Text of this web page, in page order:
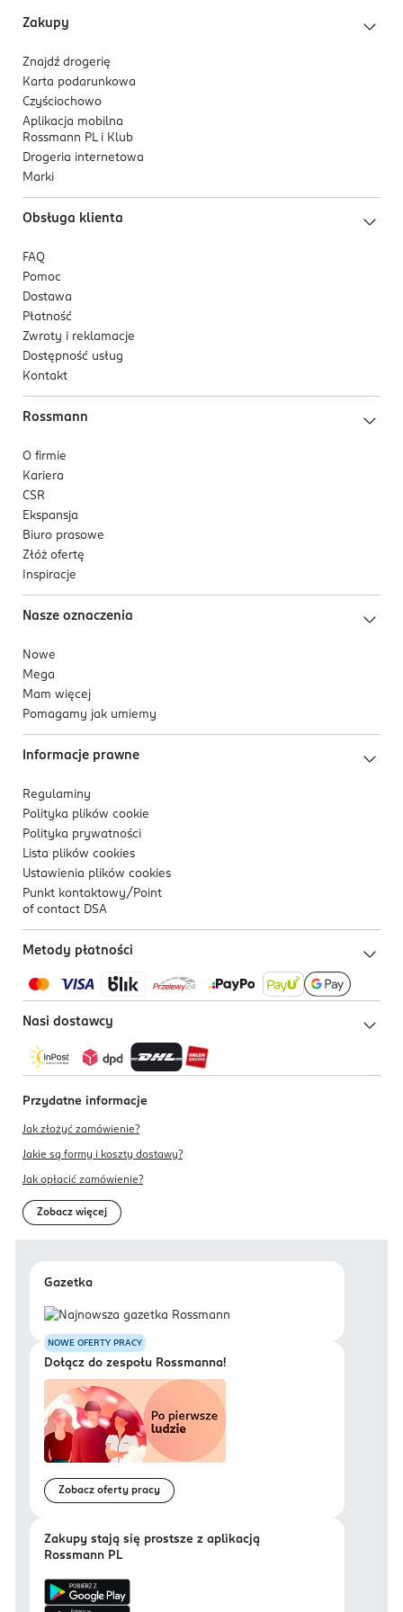
Kluczowe cechy
przeznaczony do codziennego stosowania,
delikatna formuła zapewnia efektywne
oczyszczanie skóry bez przesuszania,
efekt wygładzenia - skóra pozostaje miękka i
świeża,
energetyzujący zapach,
Składniki aktywne
pantenol
Zakupy
Znajdź drogerię
Karta podarunkowa
Czyściochowo
Aplikacja mobilna
Rossmann PL i Klub
Drogeria internetowa
Marki
Obsługa klienta
FAQ
Pomoc
Dostawa
Płatność
Zwroty i reklamacje
Dostępność usług
Kontakt
Rossmann
O firmie
Kariera
CSR
Ekspansja
Biuro prasowe
Złóż ofertę
Inspiracje
Nasze oznaczenia
Nowe
Mega
Mam więcej
Pomagamy jak umiemy
Informacje prawne
Regulaminy
Polityka plików cookie
Polityka prywatności
Lista plików cookies
Ustawienia plików cookies
Punkt kontaktowy/ Point
of contact DSA
Metody płatności
Nasi dostawcy
Przydatne informacje
Jak złożyć zamówienie?
Jakie są formy i koszty dostawy?
Jak opłacić zamówienie?
Zobacz więcej
Gazetka
NOWE OFERTY PRACY
Dołącz do zespołu Rossmanna!
Zobacz oferty pracy
Zakupy stają się prostsze z aplikacją
Rossmann PL